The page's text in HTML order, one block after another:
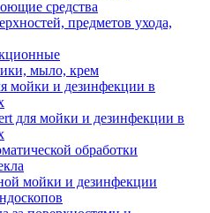
средства
предметов ухода,
мыло, крем
мойки и дезинфекции в
для мойки и дезинфекции в
обработки
мойки и дезинфекции